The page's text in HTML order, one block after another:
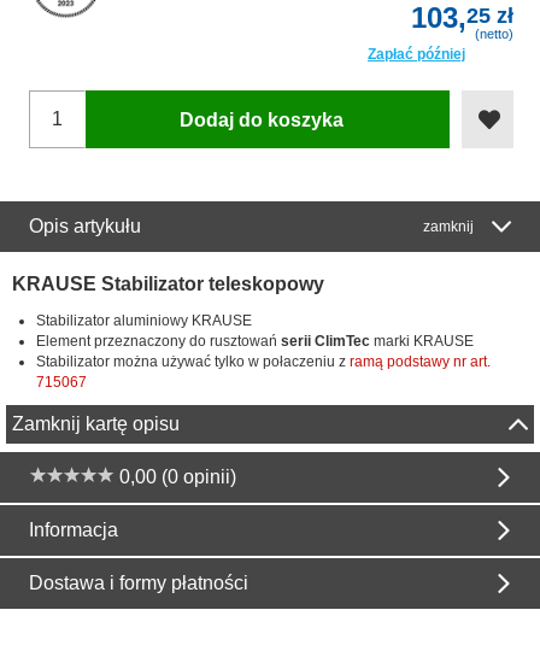
103,25 zł
(netto)
Zapłać później
Dodaj do koszyka
Opis artykułu zamknij
KRAUSE Stabilizator teleskopowy
Stabilizator aluminiowy KRAUSE
Element przeznaczony do rusztowań serii ClimTec marki KRAUSE
Stabilizator można używać tylko w połaczeniu z ramą podstawy nr art.
715067
Zamknij kartę opisu
0,00 (0 opinii)
Informacja
Dostawa i formy płatności